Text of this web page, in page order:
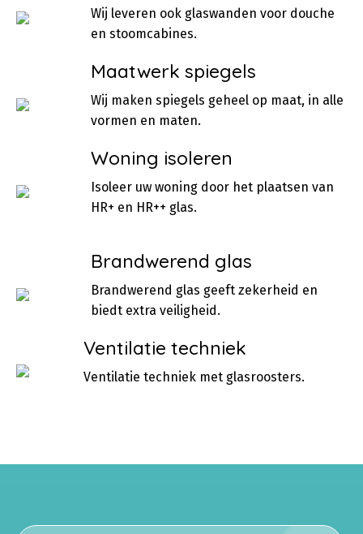
Wij leveren ook glaswanden voor douche
en stoomcabines.
Maatwerk spiegels
Wij maken spiegels geheel op maat, in alle
vormen en maten.
Woning isoleren
Isoleer uw woning door het plaatsen van
HR+ en HR++ glas.
Brandwerend glas
Brandwerend glas geeft zekerheid en
biedt extra veiligheid.
Ventilatie techniek
Ventilatie techniek met glasroosters.